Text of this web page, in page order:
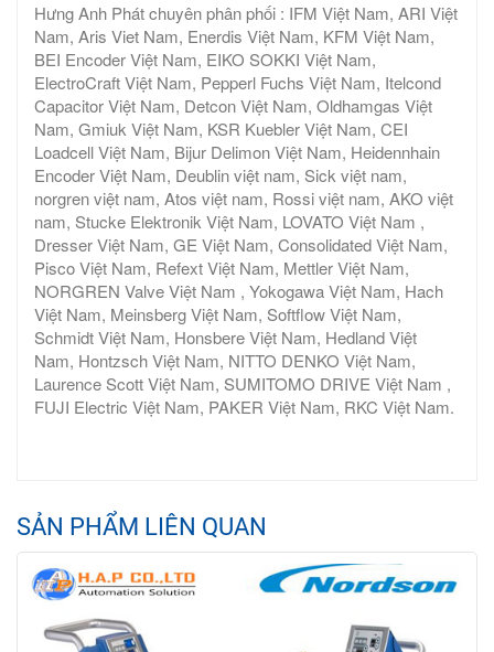
Hưng Anh Phát chuyên phân phối : IFM Việt Nam, ARI Việt
Nam, Aris Viet Nam, Enerdis Việt Nam, KFM Việt Nam,
BEI Encoder Việt Nam, EIKO SOKKI Việt Nam,
ElectroCraft Việt Nam, Pepperl Fuchs Việt Nam, Itelcond
Capacitor Việt Nam, Detcon Việt Nam, Oldhamgas Việt
Nam, Gmiuk Việt Nam, KSR Kuebler Việt Nam, CEI
Loadcell Việt Nam, Bijur Delimon Việt Nam, Heidennhain
Encoder Việt Nam, Deublin việt nam, Sick việt nam,
norgren việt nam, Atos việt nam, Rossi việt nam, AKO việt
nam, Stucke Elektronik Việt Nam, LOVATO Việt Nam ,
Dresser Việt Nam, GE Việt Nam, Consolidated Việt Nam,
Pisco Việt Nam, Refext Việt Nam, Mettler Việt Nam,
NORGREN Valve Việt Nam , Yokogawa Việt Nam, Hach
Việt Nam, Meinsberg Việt Nam, Softflow Việt Nam,
Schmidt Việt Nam, Honsbere Việt Nam, Hedland Việt
Nam, Hontzsch Việt Nam, NITTO DENKO Việt Nam,
Laurence Scott Việt Nam, SUMITOMO DRIVE Việt Nam ,
FUJI Electric Việt Nam, PAKER Việt Nam, RKC Việt Nam.
SẢN PHẨM LIÊN QUAN